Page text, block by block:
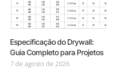
Especificação do Drywall:
Guia Completo para Projetos
7 de agosto de 2026